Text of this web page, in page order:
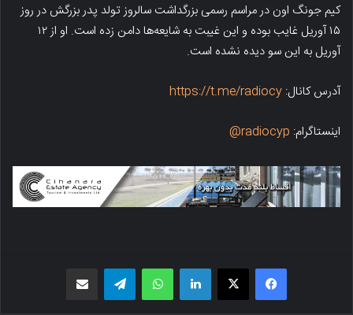
کیم جونگ اون در مراسم رسمی بزرگداشت سالروز تولد پدر بزرگش در روز
۱۵ آوریل غایب بوده و این غیبت به شایعه‌ها دامن زده است. او از ۱۲
آوریل به این سو دیده نشده است.
آدرس کانال: https://t.me/radiocy
اینستاگرام: radiocyp@
فیسبوک X لینکدین واتس اپ تلگرام